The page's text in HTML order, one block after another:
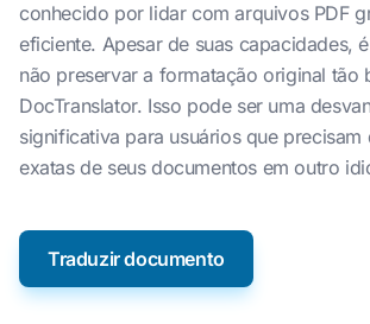
conhecido por lidar com arquivos PDF
eficiente. Apesar de suas capacidades,
não preservar a formatação original tão
DocTranslator. Isso pode ser uma
significativa para usuários que precisam
exatas de seus documentos em outro
Traduzir documento